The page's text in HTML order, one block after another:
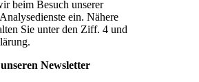
beim Besuch unserer
ein. Nähere
Sie unter den Ziff. 4 und
Newsletter